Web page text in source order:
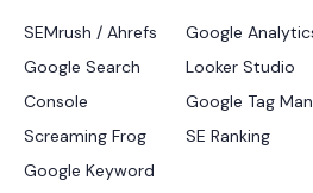
SEMrush / Ahrefs
Google Search
Console
Screaming Frog
Google Keyword
Google
Looker Studio
Google Tag
SE Ranking